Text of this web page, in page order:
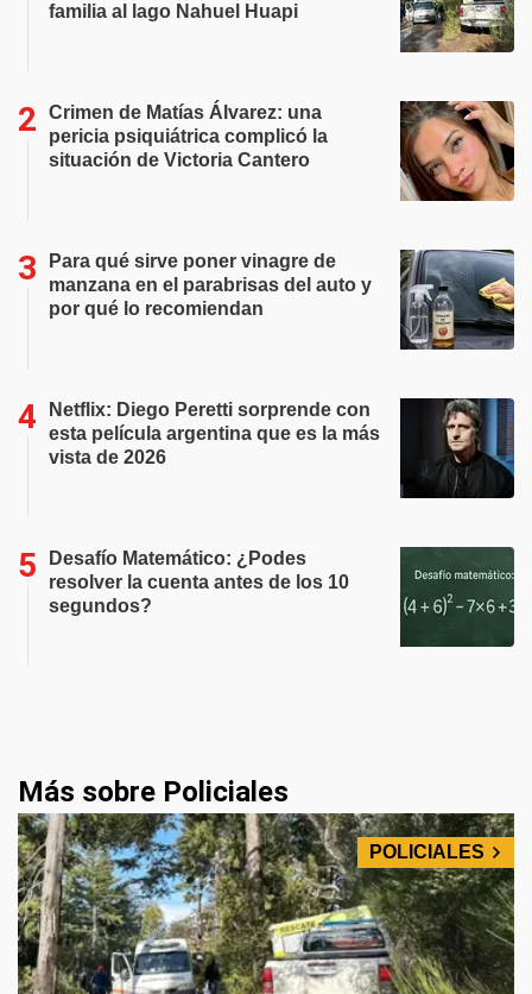
familia al lago Nahuel Huapi
Crimen de Matías Álvarez: una
pericia psiquiátrica complicó la
situación de Victoria Cantero
Para qué sirve poner vinagre de
manzana en el parabrisas del auto y
por qué lo recomiendan
Netflix: Diego Peretti sorprende con
esta película argentina que es la más
vista de 2026
Desafío Matemático: ¿Podes
resolver la cuenta antes de los 10
segundos?
Más sobre Policiales
POLICIALES